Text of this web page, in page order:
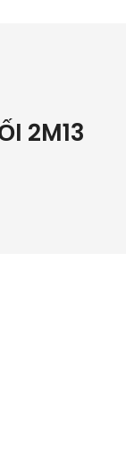
2M13